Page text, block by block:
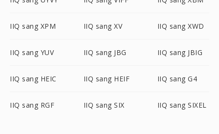
IIQ sang XPM IIQ sang XV IIQ sang XWD
IIQ sang YUV IIQ sang JBG IIQ sang JBIG
IIQ sang HEIC IIQ sang HEIF IIQ sang G4
IIQ sang RGF IIQ sang SIX IIQ sang SIXEL